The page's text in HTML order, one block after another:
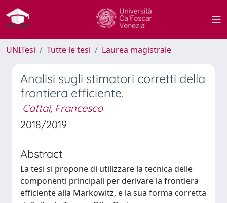
UNITesi Tutte le tesi Laurea magistrale
Analisi sugli stimatori corretti della
frontiera efficiente.
Cattai, Francesco
2018/2019
Abstract
La tesi si propone di utilizzare la tecnica delle
componenti principali per derivare la frontiera
efficiente alla Markowitz, e la sua forma corretta